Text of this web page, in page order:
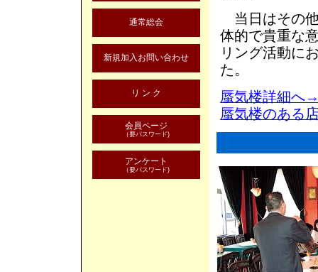
当日はその
体的で貴重な
リング活動に
た。
蜃気楼詳細へ
蜃気楼のある
通常総会
新規加入お問い合わせ
リ ン ク
会員ページ
（要パスワード)
アンケート
（要パスワード)